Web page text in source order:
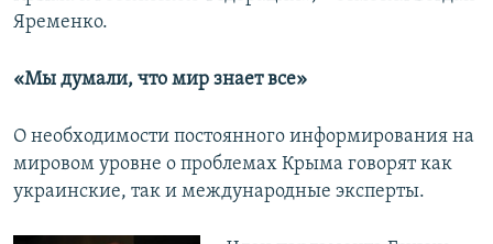
Яременко.
«Мы думали, что мир знает все»
О необходимости постоянного информирования на
мировом уровне о проблемах Крыма говорят как
украинские, так и международные эксперты.